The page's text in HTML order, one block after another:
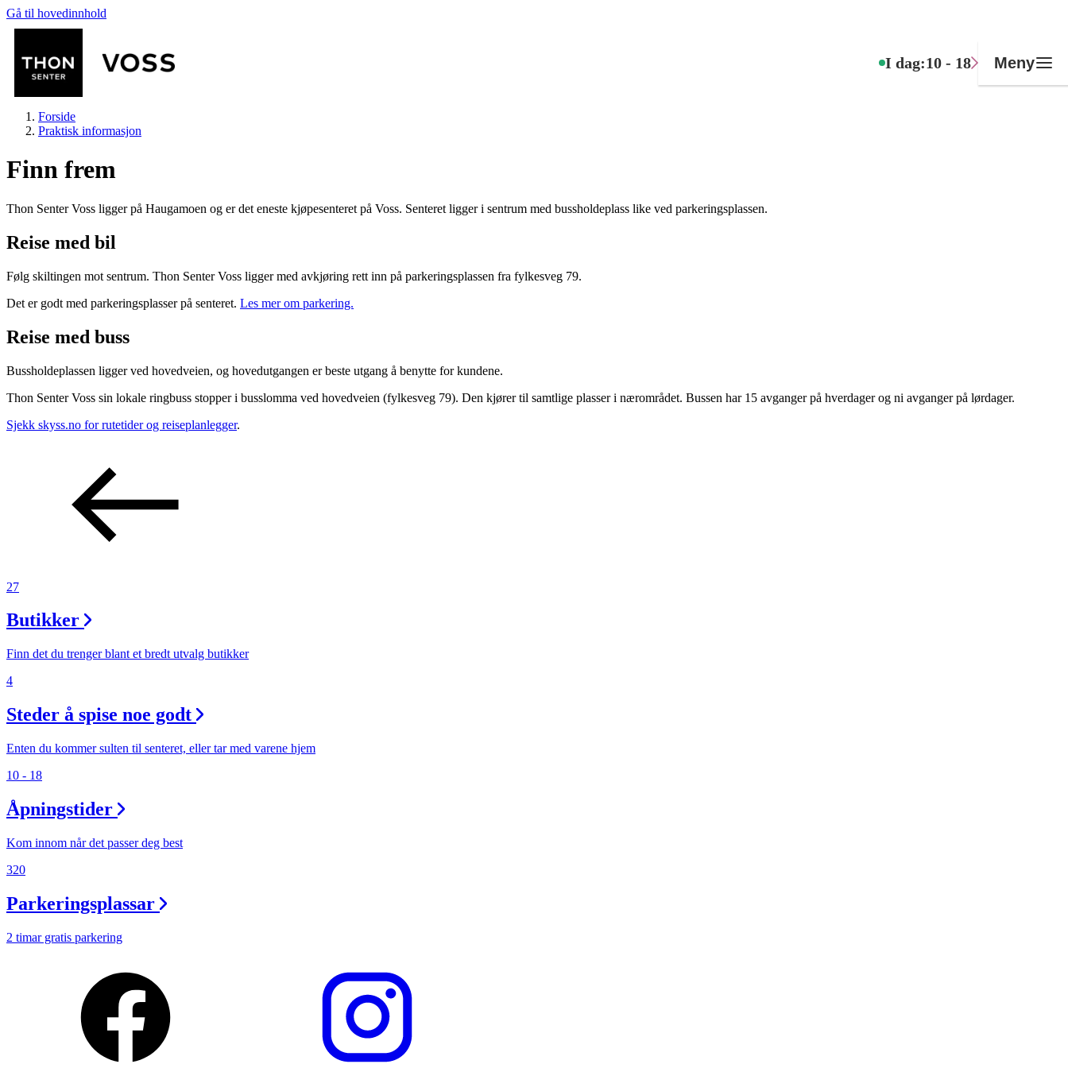
Gå til hovedinnhold
I dag:10 - 18 Meny
Butikker
Mat og drikke
Helse
Aktiviteter
Tilbud
Inspirasjon
Gavekort
Magasin
Forside
Praktisk informasjon
Finn frem
Thon Senter Voss ligger på Haugamoen og er det eneste kjøpesenteret på Voss. Senteret ligger i sentrum med bussholdeplass like ved parkeringsplassen.
Reise med bil
Følg skiltingen mot sentrum. Thon Senter Voss ligger med avkjøring rett inn på parkeringsplassen fra fylkesveg 79.
Det er godt med parkeringsplasser på senteret. Les mer om parkering.
Reise med buss
Bussholdeplassen ligger ved hovedveien, og hovedutgangen er beste utgang å benytte for kundene.
Thon Senter Voss sin lokale ringbuss stopper i busslomma ved hovedveien (fylkesveg 79). Den kjører til samtlige plasser i nærområdet. Bussen har 15 avganger på hverdager og ni avganger på lørdager.
Sjekk skyss.no for rutetider og reiseplanlegger.
27
Butikker
Finn det du trenger blant et bredt utvalg butikker
4
Steder å spise noe godt
Enten du kommer sulten til senteret, eller tar med varene hjem
10 - 18
Åpningstider
Kom innom når det passer deg best
320
Parkeringsplassar
2 timar gratis parkering